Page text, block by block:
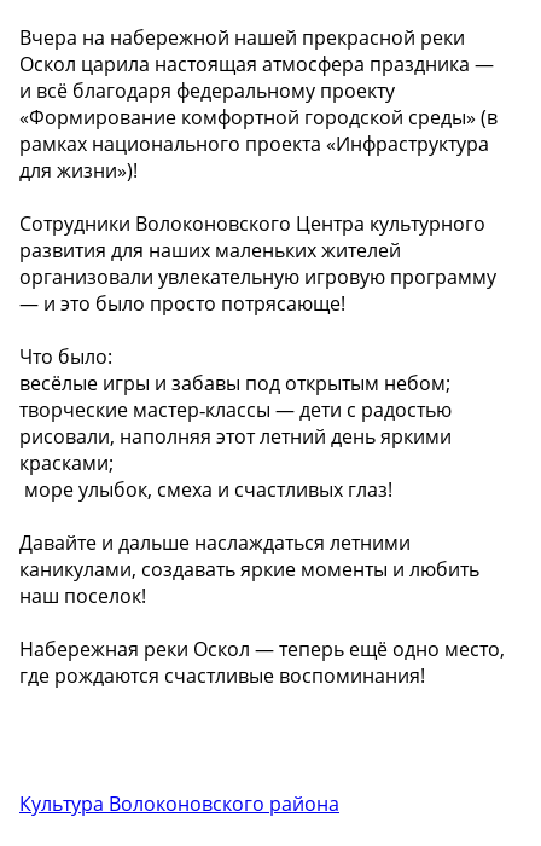
Вчера на набережной нашей прекрасной реки
Оскол царила настоящая атмосфера праздника —
и всё благодаря федеральному проекту
«Формирование комфортной городской среды» (в
рамках национального проекта «Инфраструктура
для жизни»)!
Сотрудники Волоконовского Центра культурного
развития для наших маленьких жителей
организовали увлекательную игровую программу
— и это было просто потрясающе!
Что было:
весёлые игры и забавы под открытым небом;
творческие мастер‑классы — дети с радостью
рисовали, наполняя этот летний день яркими
красками;
️ море улыбок, смеха и счастливых глаз!
Давайте и дальше наслаждаться летними
каникулами, создавать яркие моменты и любить
наш поселок!
Набережная реки Оскол — теперь ещё одно место,
где рождаются счастливые воспоминания!
Культура Волоконовского района